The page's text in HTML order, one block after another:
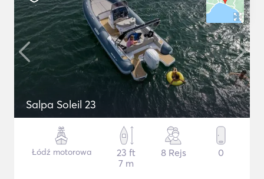
Salpa Soleil 23
Łódź motorowa
23 ft
7 m
8 Rejs 0